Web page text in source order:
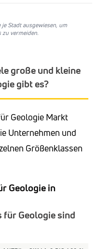
Stadt ausgewiesen, um
zu vermeiden.
große und kleine
gibt es?
Geologie Markt
Unternehmen und
Größenklassen
Geologie in
Geologie sind